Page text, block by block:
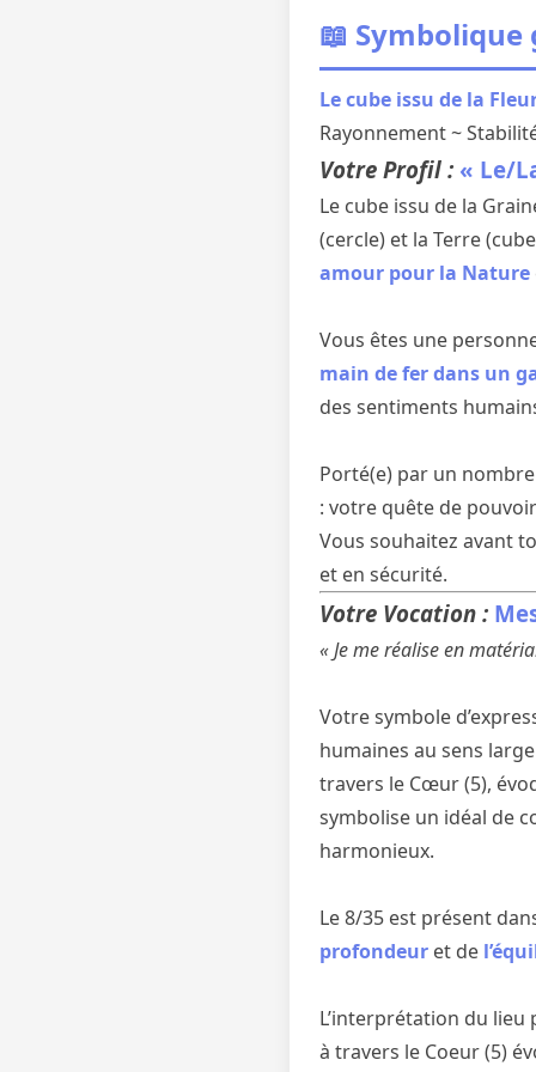
📖
Le cube issu de la
Rayonnement ~
Votre Profil : « Le/
Le cube issu de la
(cercle) et la Terre
amour pour la Nature
Vous êtes une
main de fer dans un
des sentiments
Porté(e) par un
: votre quête de
Vous souhaitez avant
et en sécurité.
Votre Vocation :
« Je me réalise en
Votre symbole
humaines au sens
travers le Cœur (5),
symbolise un idéal de
harmonieux.
Le 8/35 est présent
profondeur et de
L’interprétation du lieu
à travers le Coeur (5)